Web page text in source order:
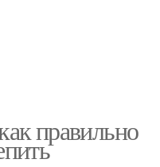
правильно